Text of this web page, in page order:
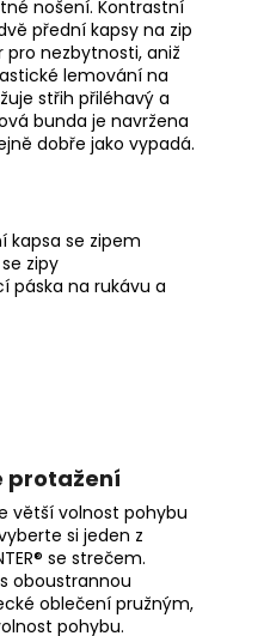
nošení. Kontrastní
přední kapsy na zip
nezbytnosti, aniž
lemování na
střih přiléhavý a
bunda je navržena
dobře jako vypadá.
kapsa se zipem
zipy
páska na rukávu a
protažení
větší volnost pohybu
si jeden z
se strečem.
oboustrannou
oblečení pružným,
pohybu.